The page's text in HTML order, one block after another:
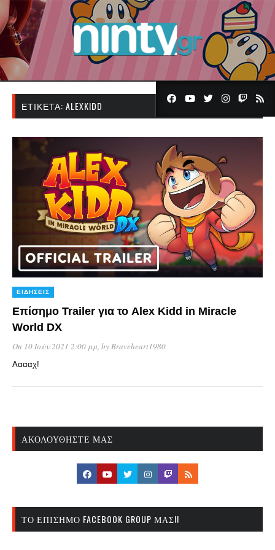
ΕΤΙΚΈΤΑ: ALEXKIDD
ΕΙΔΉΣΕΙΣ
Επίσημο Trailer για το Alex Kidd in Miracle
World DX
On 10 Ιούν 2021 2:00 μμ, byBraveheart1980
Ααααχ!
ΑΚΟΛΟΥΘΉΣΤΕ ΜΑΣ
ΤΟ ΕΠΊΣΗΜΟ FACEBOOK GROUP ΜΑΣ!!